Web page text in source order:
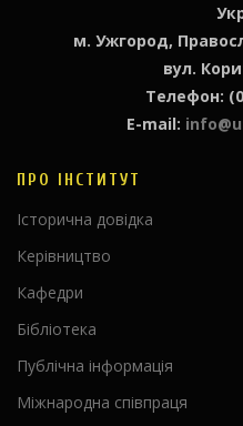
м. Ужгород,
вул.
Телефон:
E-mail:
ПРО ІНСТИТУТ
Історична довідка
Керівництво
Кафедри
Бібліотека
Публічна інформація
Міжнародна співпраця